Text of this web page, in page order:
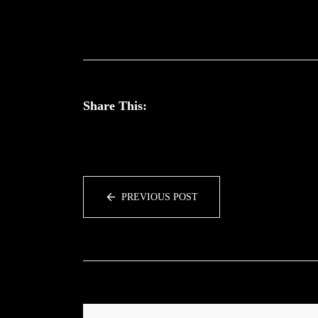
Share This:
PREVIOUS POST